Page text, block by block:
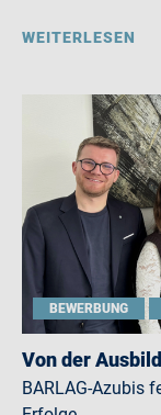
WEITERLESEN
BEWERBUNG
Von der
BARLAG-Azubis